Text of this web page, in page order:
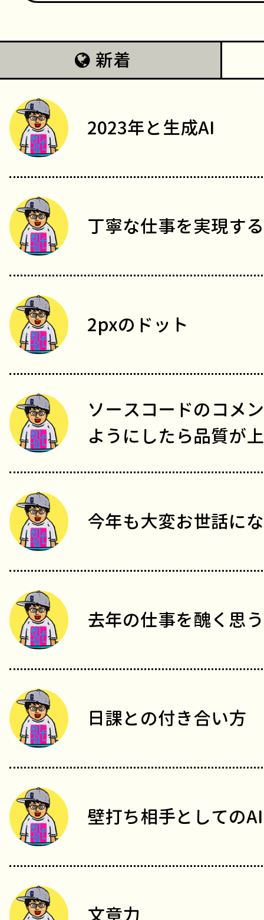
新着
2023年と生成AI
丁寧な仕事を実現す
2pxのドット
ソースコードのコメ
ようにしたら品質が
今年も大変お世話に
去年の仕事を醜く思う
日課との付き合い方
壁打ち相手としてのAI
文章力